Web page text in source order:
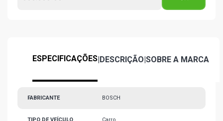
ESPECIFICAÇÕES|DESCRIÇÃO|SOBRE A MARCA
FABRICANTE BOSCH